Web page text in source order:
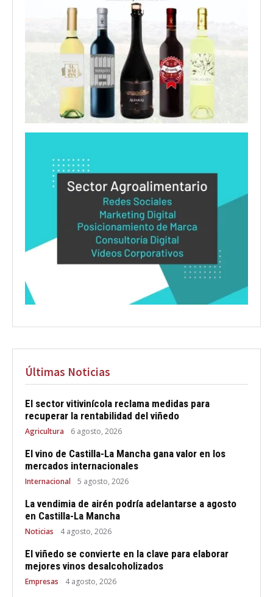
Últimas Noticias
El sector vitivinícola reclama medidas para
recuperar la rentabilidad del viñedo
Agricultura 6 agosto, 2026
El vino de Castilla-La Mancha gana valor en los
mercados internacionales
Internacional 5 agosto, 2026
La vendimia de airén podría adelantarse a agosto
en Castilla-La Mancha
Noticias 4 agosto, 2026
El viñedo se convierte en la clave para elaborar
mejores vinos desalcoholizados
Empresas 4 agosto, 2026